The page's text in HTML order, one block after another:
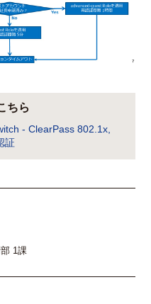
ちら
- ClearPass 802.1x,
証
1課